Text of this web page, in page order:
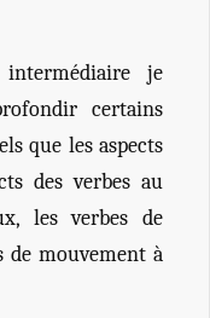
je
certains
que les aspects
des verbes au
les verbes de
de mouvement à